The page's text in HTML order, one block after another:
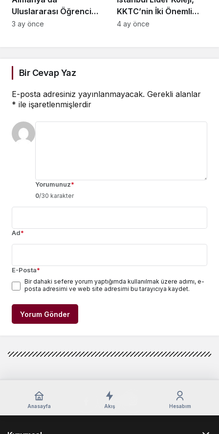
Uluslararası Öğrenci
Sayısı Rekor Seviyede:
3 ay önce
KKTC’nin İki Önemli
Üniversitesiyle
4 ay önce
Bir Cevap Yaz
E-posta adresiniz yayınlanmayacak. Gerekli alanlar
* ile işaretlenmişlerdir
Yorumunuz*
0/30 karakter
Ad*
E-Posta*
Bir dahaki sefere yorum yaptığımda kullanılmak üzere adımı, e-
posta adresimi ve web site adresimi bu tarayıcıya kaydet.
Yorum Gönder
Anasayfa Akış Hesabım